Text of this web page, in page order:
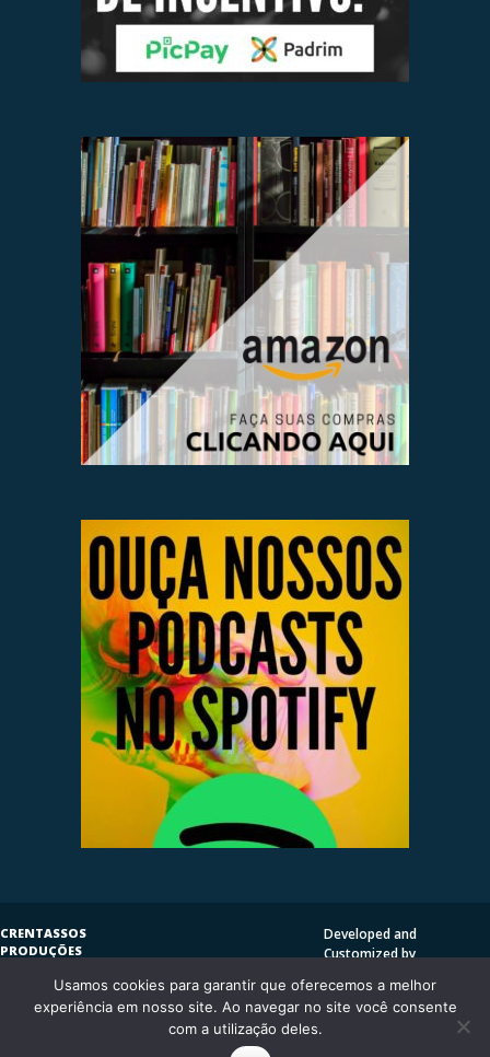
CRENTASSOS
PRODUÇÕES
COPYLEFT©2009
CRENTASSOS
CURITIBA/PR - BRASIL
Developed and
Customized by
DESIGN
UsingVantage Theme
Usamos cookies para garantir que oferecemos a melhor
experiência em nosso site. Ao navegar no site você consente
com a utilização deles.